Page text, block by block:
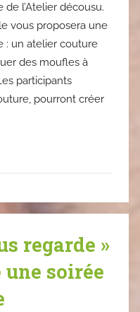
l’Atelier décousu.
vous proposera une
: un atelier couture
des moufles à
participants
pourront créer
regarde »
une soirée